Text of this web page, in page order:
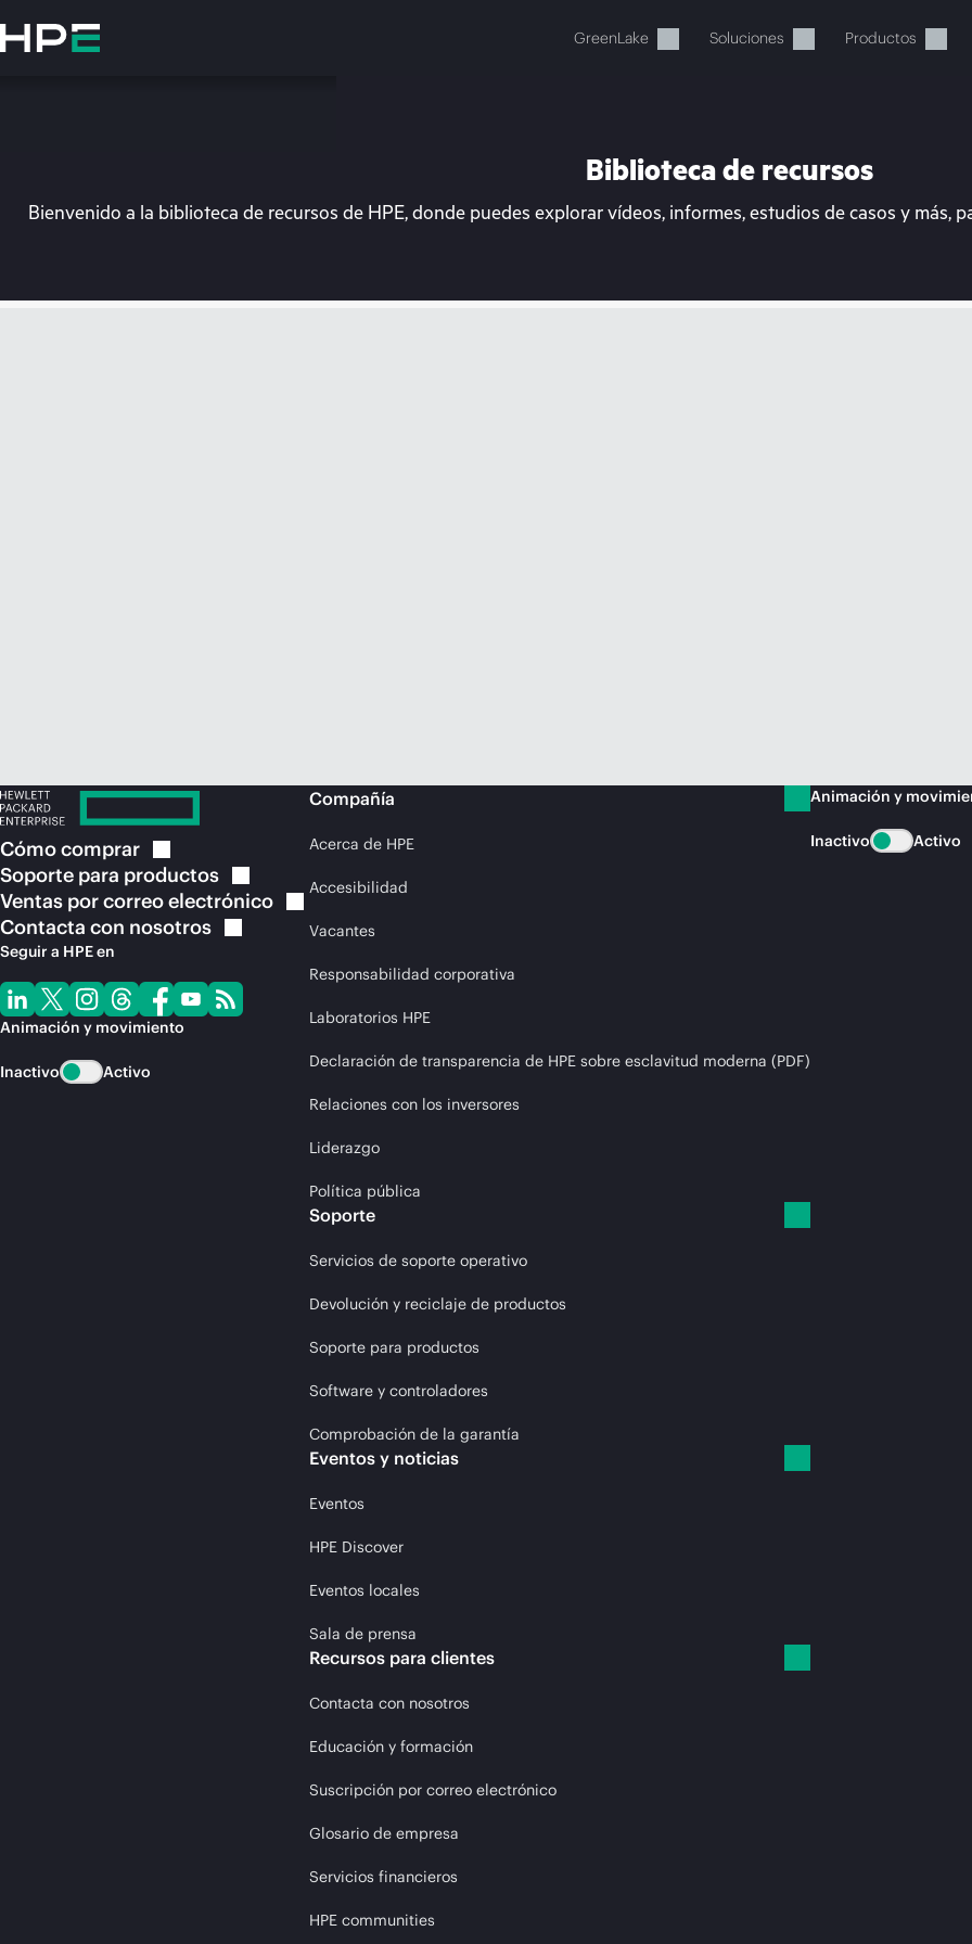
al
contenido
GreenLake Soluciones Productos
En estos momentos, tu cesta está
Biblioteca de recursos
Bienvenido a la biblioteca de recursos de HPE, donde puedes explorar vídeos, informes, estudios de casos y más,
Cómocomprar
Soporte para productos
Ventas por correoelectrónico
Contacta con nosotros
Seguir a HPE en
Animación y movimiento
Inactivo Activo
Compañía
Acerca de HPE
Accesibilidad
Vacantes
Responsabilidad corporativa
Laboratorios HPE
Declaración de transparencia de HPE sobre esclavitud moderna (PDF)
Relaciones con los inversores
Liderazgo
Política pública
Soporte
Servicios de soporte operativo
Devolución y reciclaje de productos
Soporte para productos
Software y controladores
Comprobación de la garantía
Eventos y noticias
Eventos
HPE Discover
Eventos locales
Sala de prensa
Recursos para clientes
Contacta con nosotros
Educación y formación
Suscripción por correo electrónico
Glosario de empresa
Servicios financieros
HPE communities
Animación y
Inactivo Activo